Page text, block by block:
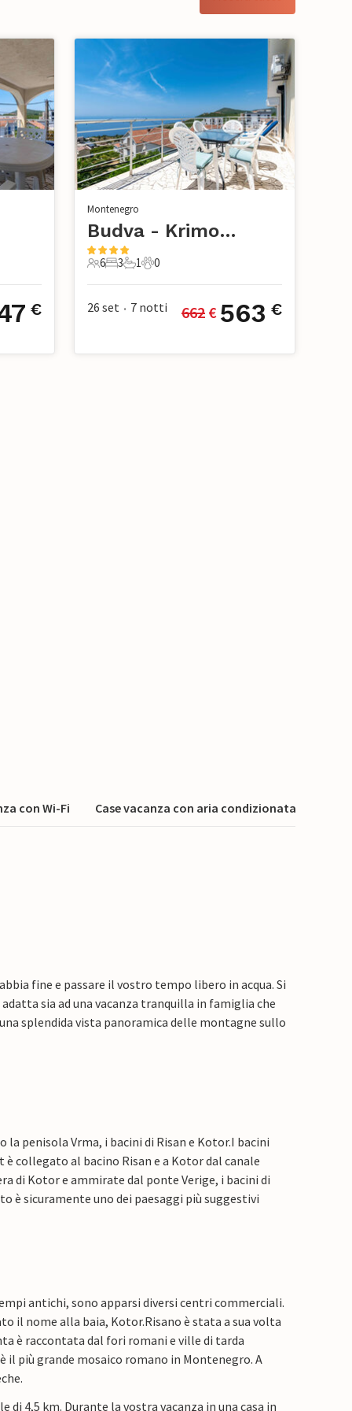
€
Montenegro
Budva - Krimovice
6 Ospiti
6
3 Camere da letto
3
1 Bagno
1
0 Animali domestici
0
26 set • 7 notti 662 € 563 €
con Wi-Fi Case vacanza con aria condizionata
fine e passare il vostro tempo libero in acqua. Si
sia ad una vacanza tranquilla in famiglia che
splendida vista panoramica delle montagne sullo
penisola Vrma, i bacini di Risan e Kotor.I bacini
collegato al bacino Risan e a Kotor dal canale
di Kotor e ammirate dal ponte Verige, i bacini di
è sicuramente uno dei paesaggi più suggestivi
antichi, sono apparsi diversi centri commerciali.
il nome alla baia, Kotor.Risano è stata a sua volta
è raccontata dal fori romani e ville di tarda
più grande mosaico romano in Montenegro. A
4,5 km. Durante la vostra vacanza in una casa in